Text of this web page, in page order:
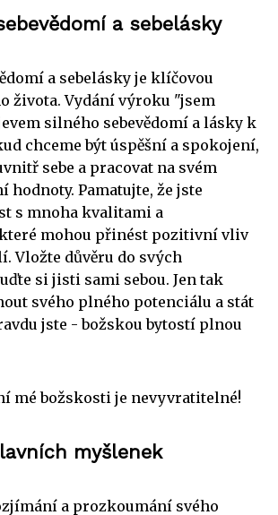
a sebelásky
a sebelásky je klíčovou
života. Vydání výroku "jsem
silného sebevědomí a lásky k
chceme být úspěšní a spokojení,
sebe a pracovat na svém
Pamatujte, že jste
s mnoha kvalitami a
mohou přinést pozitivní vliv
Vložte důvěru do svých
si jisti sami sebou. Jen tak
svého plného potenciálu a stát
jste - božskou bytostí plnou
mé božskosti je nevyvratitelné!
myšlenek
a prozkoumání svého